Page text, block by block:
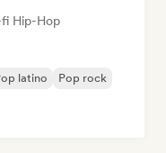
Hip-Hop
latino
Pop rock